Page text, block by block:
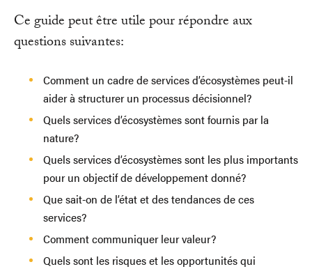
Ce guide peut être utile pour répondre aux
questions suivantes:
Comment un cadre de services d’écosystèmes peut-il
aider à structurer un processus décisionnel?
Quels services d’écosystèmes sont fournis par la
nature?
Quels services d’écosystèmes sont les plus importants
pour un objectif de développement donné?
Que sait-on de l’état et des tendances de ces
services?
Comment communiquer leur valeur?
Quels sont les risques et les opportunités qui